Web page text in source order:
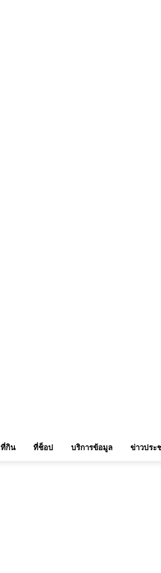
ที่กิน ที่ช็อป บริการข้อมูล ข่าวประ